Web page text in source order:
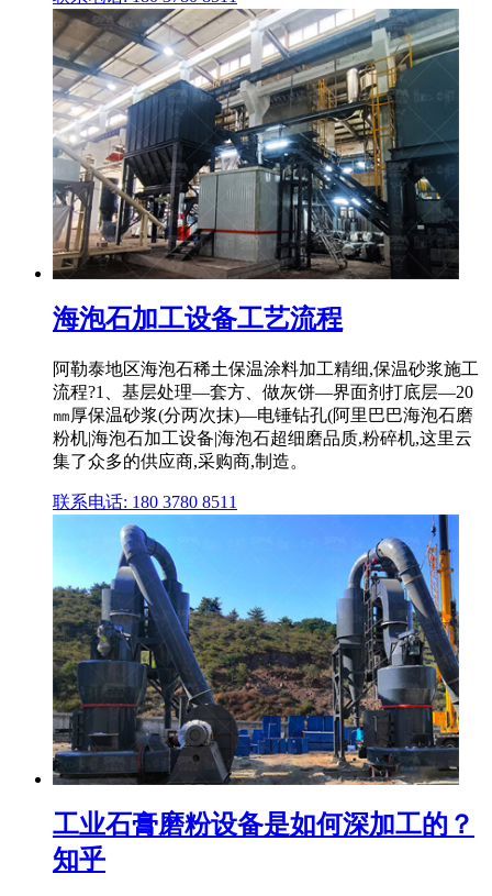
海泡石加工设备工艺流程
阿勒泰地区海泡石稀土保温涂料加工精细,保温砂浆施工
流程?1、基层处理—套方、做灰饼—界面剂打底层—20
㎜厚保温砂浆(分两次抹)—电锤钻孔(阿里巴巴海泡石磨
粉机|海泡石加工设备|海泡石超细磨品质,粉碎机,这里云
集了众多的供应商,采购商,制造。
联系电话: 180 3780 8511
工业石膏磨粉设备是如何深加工的？
知乎